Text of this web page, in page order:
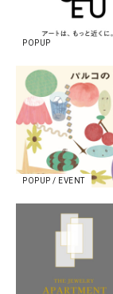
POPUP
POPUP / EVENT